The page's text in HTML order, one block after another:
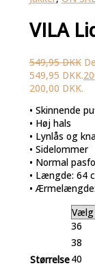
VILA
549,95DKK
549,95 DKK.
200,00 DKK.
• Skinnende
• Høj hals
• Lynlås og
• Sidelommer
• Normal
• Længde: 64
•
Størrelse
36
38
40